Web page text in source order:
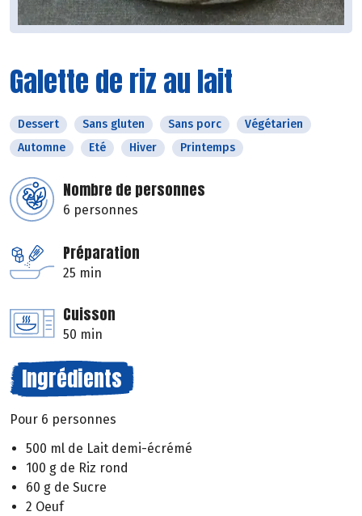
Galette de riz au lait
Dessert Sans gluten Sans porc
Végétarien
Automne
Eté Hiver Printemps
Nombre de personnes
6 personnes
Préparation
25 min
Cuisson
50 min
Ingrédients
Pour 6 personnes
500 ml de Lait demi-écrémé
100 g de Riz rond
60 g de Sucre
2 Oeuf